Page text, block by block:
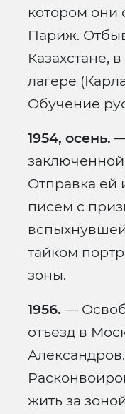
котором они
Париж.
Казахстане,
лагере
Обучение
1954, осень.
Отправка ей
писем с
тайком
зоны.
1956. —
отъезд в
жить за